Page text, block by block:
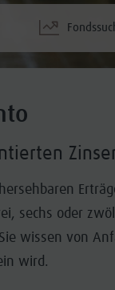
sechs oder
wissen von
wird.